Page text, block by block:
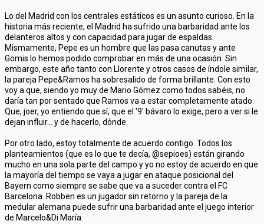
Lo del Madrid con los centrales estáticos es un asunto curioso. En la
historia más reciente, el Madrid ha sufrido una barbaridad ante los
delanteros altos y con capacidad para jugar de espaldas.
Mismamente, Pepe es un hombre que las pasa canutas y ante
Gomis lo hemos podido comprobar en más de una ocasión. Sin
embargo, este año tanto con Llorente y otros casos de índole similar,
la pareja Pepe&Ramos ha sobresalido de forma brillante. Con esto
voy a que, siendo yo muy de Mario Gómez como todos sabéis, no
daría tan por sentado que Ramos va a estar completamente atado.
Que, joer, yo entiendo que sí, que el '9' bávaro lo exige, pero a ver si le
dejan influir... y de hacerlo, dónde.
Por otro lado, estoy totalmente de acuerdo contigo. Todos los
planteamientos (que es lo que te decía, @sepioes) están girando
mucho en una sola parte del campo y yo no estoy de acuerdo en que
la mayoría del tiempo se vaya a jugar en ataque posicional del
Bayern como siempre se sabe que va a suceder contra el FC
Barcelona. Robben es un jugador sin retorno y la pareja de la
medular alemana puede sufrir una barbaridad ante el juego interior
de Marcelo&Di María.